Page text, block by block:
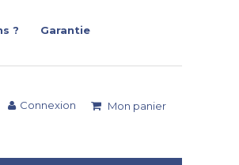
?
Garantie
Mon panier
Connexion